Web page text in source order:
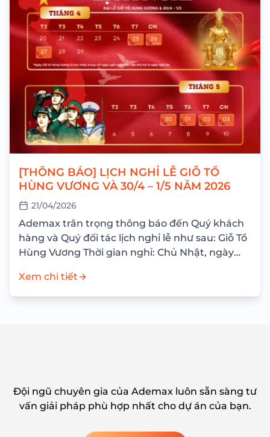
[THÔNG BÁO] LỊCH NGHỈ LỄ GIỖ TỔ
HÙNG VƯƠNG VÀ 30/4 – 1/5 NĂM 2026
21/04/2026
Ademax trân trọng thông báo đến Quý khách
hàng và Quý đối tác lịch nghỉ lễ như sau: Giỗ Tổ
Hùng Vương Thời gian nghỉ: Chủ Nhật, ngày
Xem chi tiết
Đội ngũ chuyên gia của Ademax luôn sẵn sàng tư
vấn giải pháp phù hợp nhất cho dự án của bạn.